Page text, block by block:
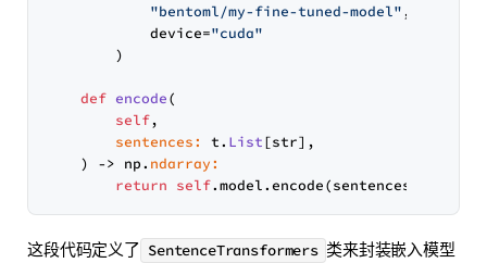
"bentoml/my-fine-tuned-model" ,
            device=
"cuda"
        )
def encode(
self,
sentences:
t. List[str],
) -> np. ndarray:
return self
这段代码定义了 SentenceTransformers 类来封装嵌入模型